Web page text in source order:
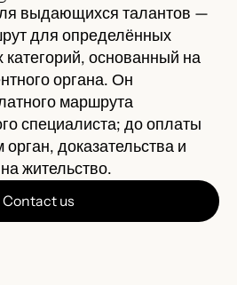
выдающихся талантов —
для определённых
основанный на
органа. Он
маршрута
специалиста; до оплаты
доказательства и
жительство.
Contact us